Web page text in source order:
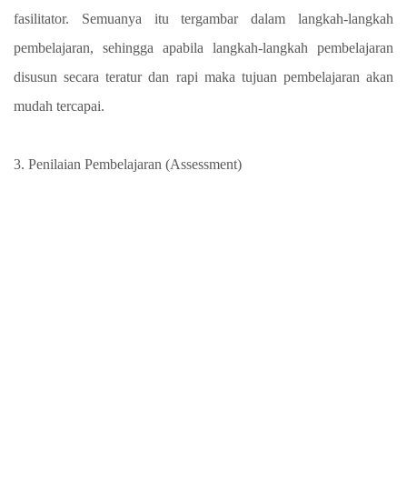
fasilitator. Semuanya itu tergambar dalam langkah-langkah
pembelajaran, sehingga apabila langkah-langkah pembelajaran
disusun secara teratur dan rapi maka tujuan pembelajaran akan
mudah tercapai.
3. Penilaian Pembelajaran (Assessment)